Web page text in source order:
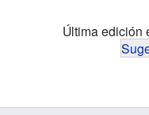
Última edición